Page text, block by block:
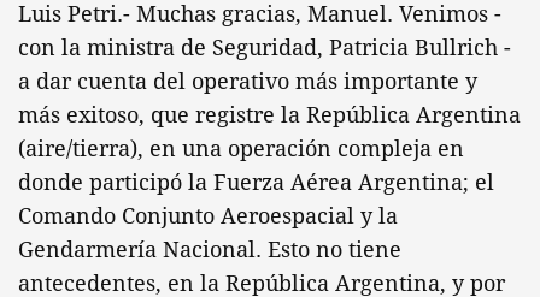
Luis Petri.- Muchas gracias, Manuel. Venimos -
con la ministra de Seguridad, Patricia Bullrich -
a dar cuenta del operativo más importante y
más exitoso, que registre la República Argentina
(aire/tierra), en una operación compleja en
donde participó la Fuerza Aérea Argentina; el
Comando Conjunto Aeroespacial y la
Gendarmería Nacional. Esto no tiene
antecedentes, en la República Argentina, y por